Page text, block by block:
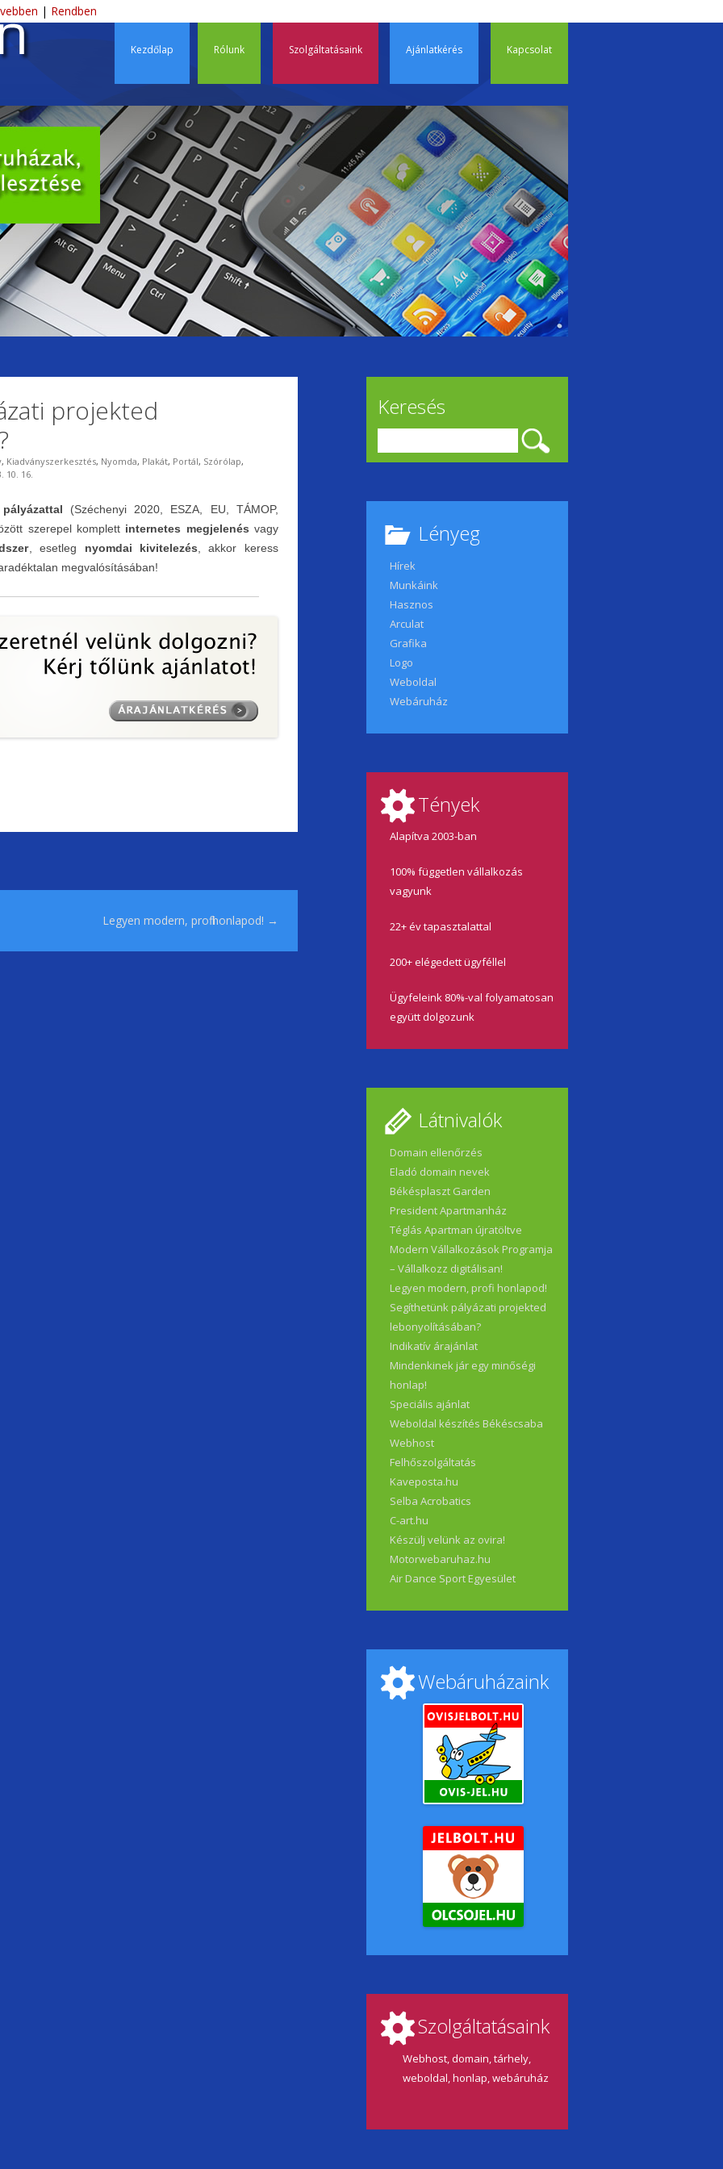
– Webdesign, DTP, tárhely
Kezdőlap Rólunk Szolgáltatásaink Ajánlatkérés Kapcsolat
projekted
, Kiadványszerkesztés, Nyomda, Plakát, Portál, Szórólap,
10. 16.
pályázattal (Széchenyi 2020, ESZA, EU, TÁMOP,
szerepel komplett internetes megjelenés vagy
, esetleg nyomdai kivitelezés , akkor keress
megvalósításában!
Legyen modern, profi honlapod! →
Keresés
Lényeg
Hírek
Munkáink
Hasznos
Arculat
Grafika
Logo
Weboldal
Webáruház
Tények
Alapítva 2003-ban
100% független vállalkozás
vagyunk
22+ év tapasztalattal
200+ elégedett ügyféllel
Ügyfeleink 80%-val folyamatosan
együtt dolgozunk
Látnivalók
Domain ellenőrzés
Eladó domain nevek
Békésplaszt Garden
President Apartmanház
Téglás Apartman újratöltve
Modern Vállalkozások Programja
– Vállalkozz digitálisan!
Legyen modern, profi honlapod!
Segíthetünk pályázati projekted
lebonyolításában?
Indikatív árajánlat
Mindenkinek jár egy minőségi
honlap!
Speciális ajánlat
Weboldal készítés Békéscsaba
Webhost
Felhőszolgáltatás
Kaveposta.hu
Selba Acrobatics
C-art.hu
Készülj velünk az ovira!
Motorwebaruhaz.hu
Air Dance Sport Egyesület
Webáruházaink
Szolgáltatásaink
Webhost, domain, tárhely,
weboldal, honlap, webáruház
| Rendben